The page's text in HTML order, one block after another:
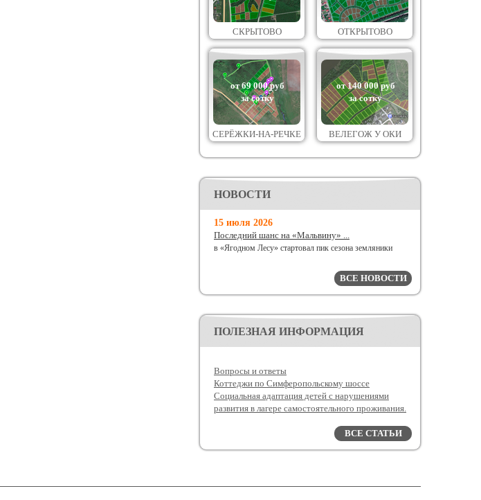
СКРЫТОВО ОТКРЫТОВО
от 69 000 руб
за сотку
СЕРЁЖКИ-НА-РЕЧКЕ
от 140 000 руб
за сотку
ВЕЛЕГОЖ У ОКИ
НОВОСТИ
15 июля 2026
Последний шанс на «Мальвину» ...
в «Ягодном Лесу» стартовал пик сезона земляники
ВСЕ НОВОСТИ
ПОЛЕЗНАЯ ИНФОРМАЦИЯ
Вопросы и ответы
Коттеджи по Симферопольскому шоссе
Социальная адаптация детей с нарушениями
развития в лагере самостоятельного проживания.
ВСЕ СТАТЬИ